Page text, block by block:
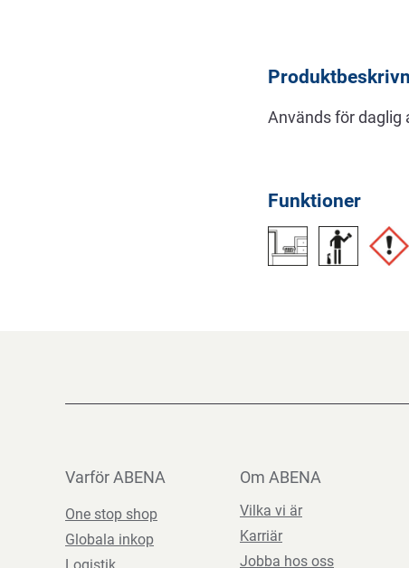
Används för daglig
Funktioner
Varför ABENA
One stop shop
Globala inkop
Om ABENA
Vilka vi är
Karriär
Jobba hos oss